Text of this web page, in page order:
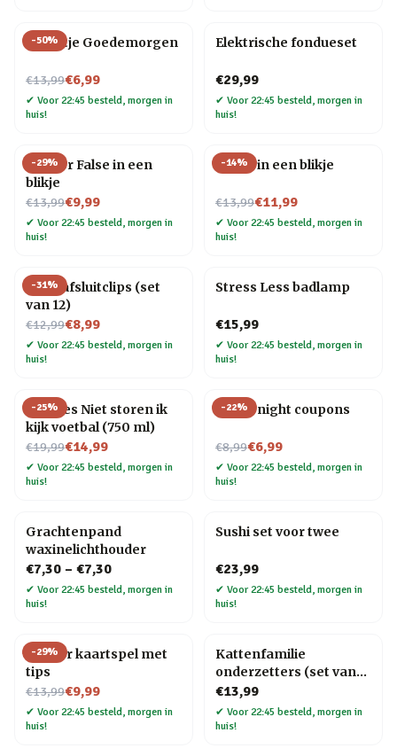
-50%
Tegeltje Goedemorgen
€13,99
Nu voor€6,99
✔ Voor 22:45 besteld, morgen in
huis!
Elektrische fondueset
€29,99
✔ Voor 22:45 besteld, morgen in
huis!
-29%
True or False in een
blikje
€13,99
Nu voor€9,99
✔ Voor 22:45 besteld, morgen in
huis!
-14%
Bingo in een blikje
€13,99
Nu voor€11,99
✔ Voor 22:45 besteld, morgen in
huis!
-31%
Fries afsluitclips (set
van 12)
€12,99
Nu voor€8,99
✔ Voor 22:45 besteld, morgen in
huis!
Stress Less badlamp
€15,99
✔ Voor 22:45 besteld, morgen in
huis!
-25%
Bierfles Niet storen ik
kijk voetbal (750 ml)
€19,99
Nu voor€14,99
✔ Voor 22:45 besteld, morgen in
huis!
-22%
Movie night coupons
€8,99
Nu voor€6,99
✔ Voor 22:45 besteld, morgen in
huis!
Grachtenpand
waxinelichthouder
€7,30 – €7,30
✔ Voor 22:45 besteld, morgen in
huis!
Sushi set voor twee
€23,99
✔ Voor 22:45 besteld, morgen in
huis!
-29%
Tuinier kaartspel met
tips
€13,99
Nu voor€9,99
✔ Voor 22:45 besteld, morgen in
huis!
Kattenfamilie
onderzetters (set van
6)
€13,99
✔ Voor 22:45 besteld, morgen in
huis!